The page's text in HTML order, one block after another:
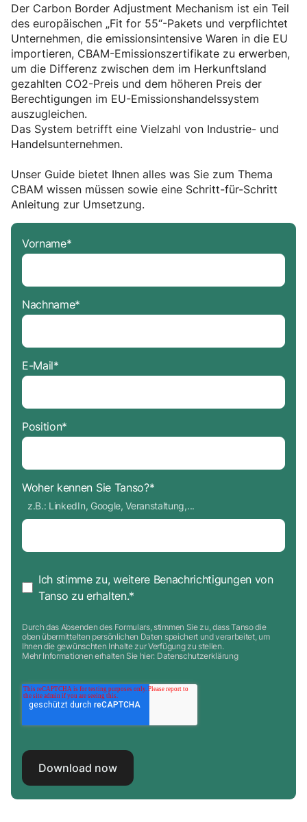
Der Carbon Border Adjustment Mechanism ist ein Teil
des europäischen „Fit for 55“-Pakets und verpflichtet
Unternehmen, die emissionsintensive Waren in die EU
importieren, CBAM-Emissionszertifikate zu erwerben,
um die Differenz zwischen dem im Herkunftsland
gezahlten CO2-Preis und dem höheren Preis der
Berechtigungen im EU-Emissionshandelssystem
auszugleichen.
Das System betrifft eine Vielzahl von Industrie- und
Handelsunternehmen.
Unser Guide bietet Ihnen alles was Sie zum Thema
CBAM wissen müssen sowie eine Schritt-für-Schritt
Anleitung zur Umsetzung.
Vorname*
Nachname*
E-Mail*
Position*
Woher kennen Sie Tanso?*
z.B.: LinkedIn, Google, Veranstaltung,...
Ich stimme zu, weitere Benachrichtigungen von
Tanso zu erhalten.*
Durch das Absenden des Formulars, stimmen Sie zu, dass Tanso die
oben übermittelten persönlichen Daten speichert und verarbeitet, um
Ihnen die gewünschten Inhalte zur Verfügung zu stellen.
Mehr Informationen erhalten Sie hier: Datenschutzerklärung